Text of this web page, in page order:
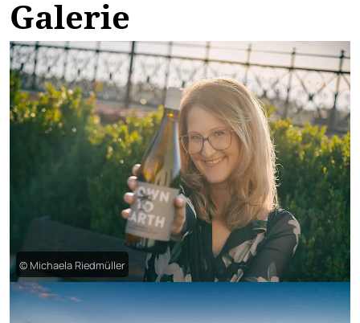
Galerie
© Michaela Riedmüller